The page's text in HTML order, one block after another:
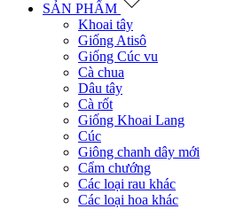
SẢN PHẨM
Khoai tây
Giống Atisô
Giống Cúc vu
Cà chua
Dâu tây
Cà rốt
Giống Khoai Lang
Cúc
Giông chanh dây mới
Cẩm chướng
Các loại rau khác
Các loại hoa khác